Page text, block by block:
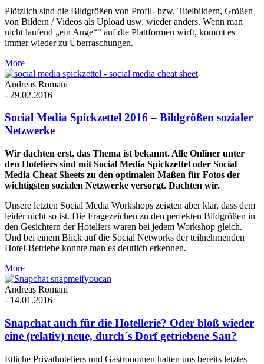
Plötzlich sind die Bildgrößen von Profil- bzw. Titelbildern, Größen
von Bildern / Videos als Upload usw. wieder anders. Wenn man
nicht laufend „ein Auge““ auf die Plattformen wirft, kommt es
immer wieder zu Überraschungen.
More
Andreas Romani
- 29.02.2016
Social Media Spickzettel 2016 – Bildgrößen sozialer
Netzwerke
Wir dachten erst, das Thema ist bekannt. Alle Onliner unter
den Hoteliers sind mit Social Media Spickzettel oder Social
Media Cheat Sheets zu den optimalen Maßen für Fotos der
wichtigsten sozialen Netzwerke versorgt. Dachten wir.
Unsere letzten Social Media Workshops zeigten aber klar, dass dem
leider nicht so ist. Die Fragezeichen zu den perfekten Bildgrößen in
den Gesichtern der Hoteliers waren bei jedem Workshop gleich.
Und bei einem Blick auf die Social Networks der teilnehmenden
Hotel-Betriebe konnte man es deutlich erkennen.
More
Andreas Romani
- 14.01.2016
Snapchat auch für die Hotellerie? Oder bloß wieder
eine (relativ) neue, durch´s Dorf getriebene Sau?
Etliche Privathoteliers und Gastronomen hatten uns bereits letztes